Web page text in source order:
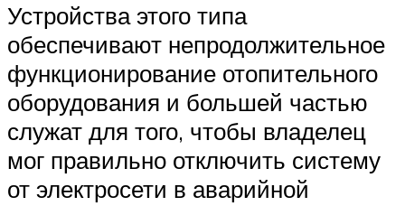
Устройства этого типа
обеспечивают непродолжительное
функционирование отопительного
оборудования и большей частью
служат для того, чтобы владелец
мог правильно отключить систему
от электросети в аварийной